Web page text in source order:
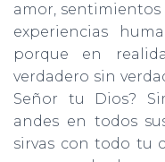
amor, sentimientos
experiencias
porque en
verdadero sin
Señor tu Dios?
andes en todos
sirvas con todo tu